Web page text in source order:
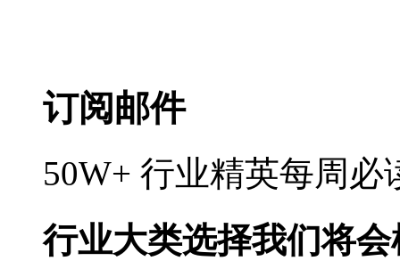
订阅邮件
50W+ 行业精英每周
行业大类选择我们将